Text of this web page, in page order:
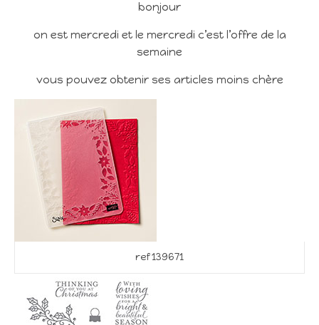
bonjour
on est mercredi et le mercredi c’est l’offre de la
semaine
vous pouvez obtenir ses articles moins chère
ref 139671